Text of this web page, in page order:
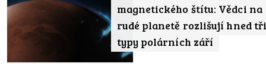
magnetického štítu: Vědci na
rudé planetě rozlišují hned
typy polárních září